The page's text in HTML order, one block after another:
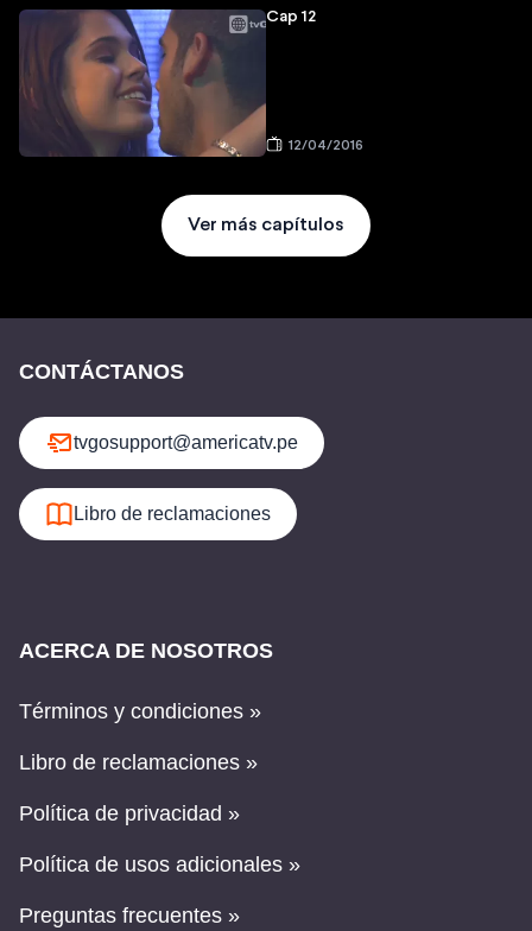
Cap 12
12/04/2016
Ver más capítulos
CONTÁCTANOS
tvgosupport@americatv.pe
Libro de reclamaciones
ACERCA DE NOSOTROS
Términos y condiciones »
Libro de reclamaciones »
Política de privacidad »
Política de usos adicionales »
Preguntas frecuentes »